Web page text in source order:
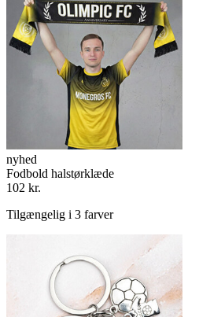
nyhed
Fodbold halstørklæde
102 kr.
Tilgængelig i 3 farver